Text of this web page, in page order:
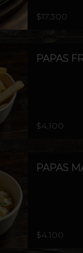
$17.300
PAPAS
$4.100
PAPAS
$4.100